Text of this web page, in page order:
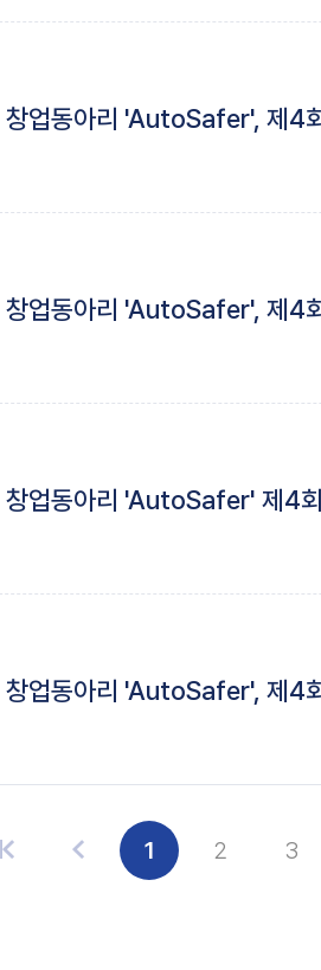
업동아리 'AutoSafer', 제4
업동아리 'AutoSafer', 제4
업동아리 'AutoSafer' 제4
업동아리 'AutoSafer', 제4
1 2 3